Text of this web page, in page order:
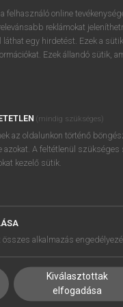
SÜTI BEÁLLÍTÁSOK
felhasználó online
reklámokat
láthat egy hirdetést. Ezek a
Ezek állandó sütik,
(mindig szükséges)
az oldalunkon történő
azokat. A feltétlenül
kezelő sütik.
összes alkalmazás
Kiválasztottak
elfogadása